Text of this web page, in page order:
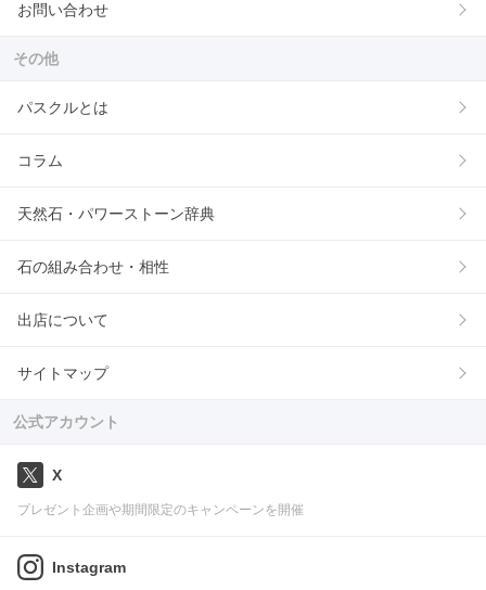
お問い合わせ
その他
パスクルとは
コラム
天然石・パワーストーン辞典
石の組み合わせ・相性
出店について
サイトマップ
公式アカウント
X
プレゼント企画や期間限定のキャンペーンを開催
Instagram